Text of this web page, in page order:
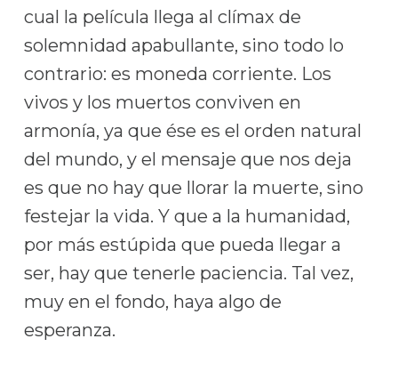
cual la película llega al clímax de
solemnidad apabullante, sino todo lo
contrario: es moneda corriente. Los
vivos y los muertos conviven en
armonía, ya que ése es el orden natural
del mundo, y el mensaje que nos deja
es que no hay que llorar la muerte, sino
festejar la vida. Y que a la humanidad,
por más estúpida que pueda llegar a
ser, hay que tenerle paciencia. Tal vez,
muy en el fondo, haya algo de
esperanza.